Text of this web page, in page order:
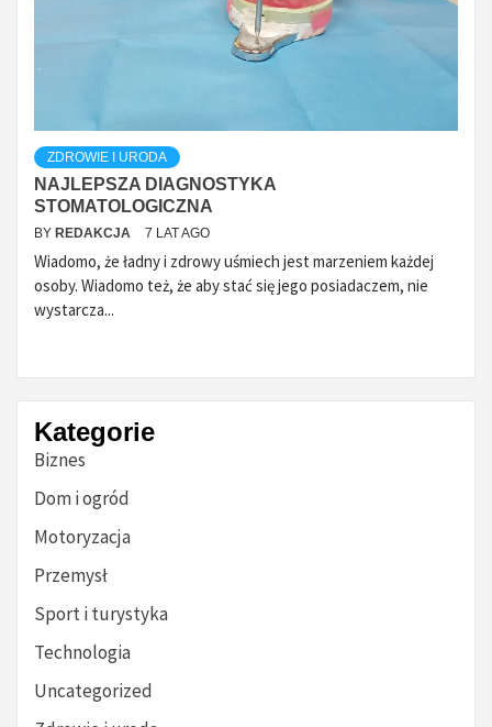
ZDROWIE I URODA
NAJLEPSZA DIAGNOSTYKA
STOMATOLOGICZNA
BY REDAKCJA 7 LAT AGO
Wiadomo, że ładny i zdrowy uśmiech jest marzeniem każdej
osoby. Wiadomo też, że aby stać się jego posiadaczem, nie
wystarcza...
Kategorie
Biznes
Dom i ogród
Motoryzacja
Przemysł
Sport i turystyka
Technologia
Uncategorized